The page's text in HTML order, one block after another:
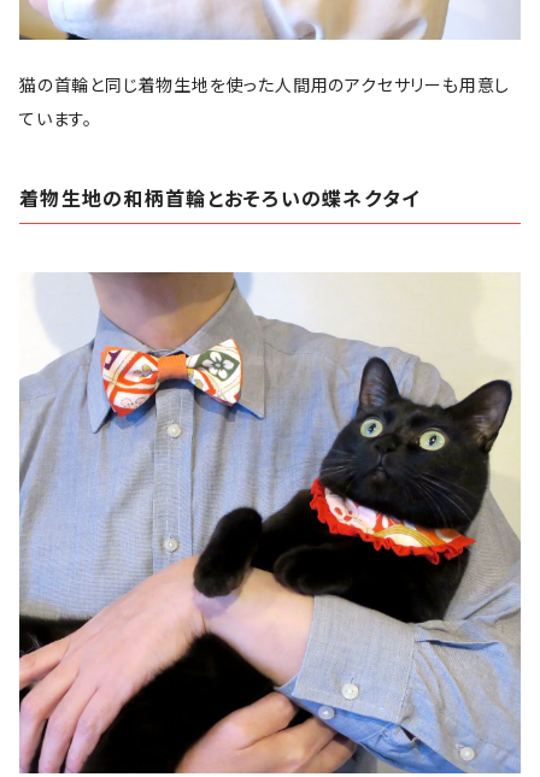
猫の首輪と同じ着物生地を使った人間用のアクセサリーも用意し
ています。
着物生地の和柄首輪とおそろいの蝶ネクタイ